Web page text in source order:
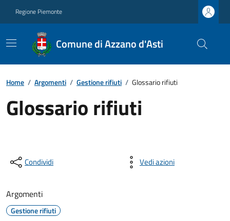
Regione Piemonte
Comune di Azzano d'Asti
Home / Argomenti / Gestione rifiuti / Glossario rifiuti
Glossario rifiuti
Condividi Vedi azioni
Argomenti
Gestione rifiuti